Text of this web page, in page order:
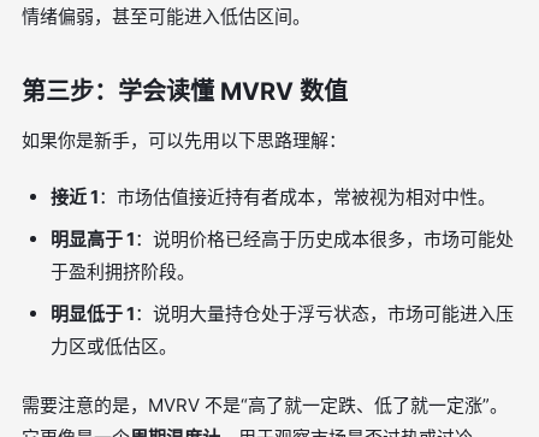
情绪偏弱，甚至可能进入低估区间。
第三步：学会读懂 MVRV 数值
如果你是新手，可以先用以下思路理解：
接近 1：市场估值接近持有者成本，常被视为相对中性。
明显高于 1：说明价格已经高于历史成本很多，市场可能处
于盈利拥挤阶段。
明显低于 1：说明大量持仓处于浮亏状态，市场可能进入压
力区或低估区。
需要注意的是，MVRV 不是“高了就一定跌、低了就一定涨”。